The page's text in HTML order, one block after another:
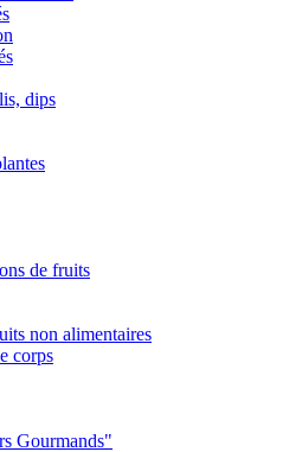
dips
de fruits
non alimentaires
corps
Gourmands"